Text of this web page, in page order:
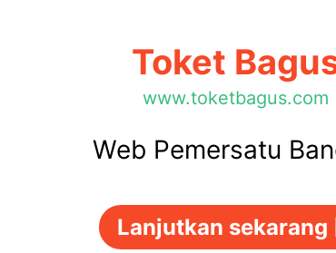
Toket
www.toketbagus.com
Web Pemersatu
Lanjutkan